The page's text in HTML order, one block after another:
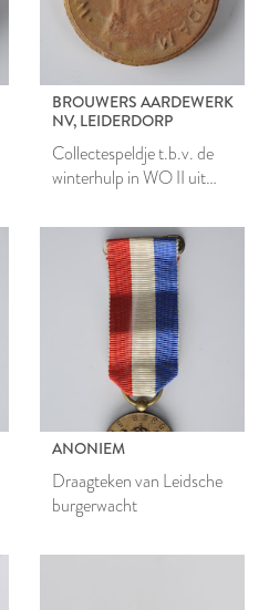
BROUWERS AARDEWERK
NV, LEIDERDORP
Collectespeldje t.b.v. de
winterhulp in WO II uit
ANONIEM
Draagteken van Leidsche
burgerwacht